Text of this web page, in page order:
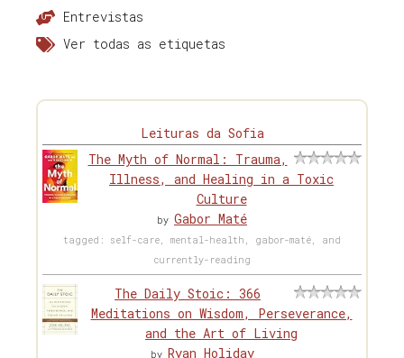
Entrevistas
Ver todas as etiquetas
Leituras da Sofia
The Myth of Normal: Trauma,
Illness, and Healing in a Toxic
Culture
by Gabor Maté
tagged: self-care, mental-health, gabor-maté, and
currently-reading
The Daily Stoic: 366
Meditations on Wisdom, Perseverance,
and the Art of Living
by Ryan Holiday